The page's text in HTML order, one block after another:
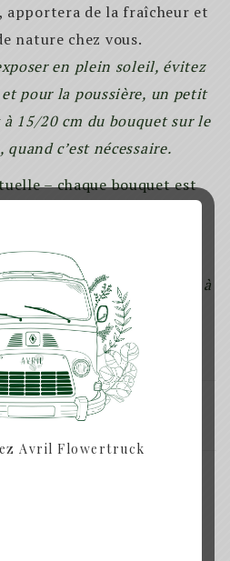
apportera de la fraîcheur et
nature chez vous.
en plein soleil, évitez
pour la poussière, un petit
à 15/20 cm du bouquet sur le
c’est nécessaire.
– chaque bouquet est
de délais (jours ouvrés)
propre de votre commande à
ainsi que
dans toute la France.
Avril Flowertruck